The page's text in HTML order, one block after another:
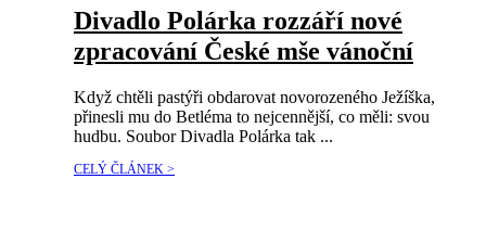
Divadlo Polárka rozzáří nové
zpracování České mše vánoční
Když chtěli pastýři obdarovat novorozeného Ježíška,
přinesli mu do Betléma to nejcennější, co měli: svou
hudbu. Soubor Divadla Polárka tak ...
CELÝ ČLÁNEK >